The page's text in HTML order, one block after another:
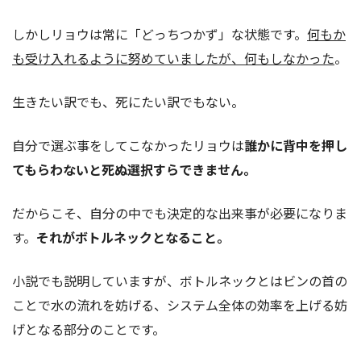
しかしリョウは常に「どっちつかず」な状態です。 何もか
も受け入れるように努めていましたが、何もしなかった。
生きたい訳でも、死にたい訳でもない。
自分で選ぶ事をしてこなかったリョウは誰かに背中を押し
てもらわないと死ぬ選択すらできません。
だからこそ、自分の中でも決定的な出来事が必要になりま
す。 それがボトルネックとなること。
小説でも説明していますが、ボトルネックとはビンの首の
ことで水の流れを妨げる、システム全体の効率を上げる妨
げとなる部分のことです。